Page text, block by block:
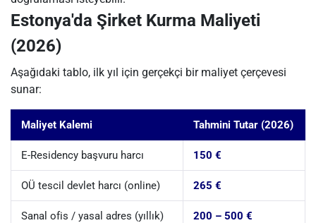
Estonya'da Şirket Kurma Maliyeti
(2026)
Aşağıdaki tablo, ilk yıl için gerçekçi bir maliyet çerçevesi
sunar:
Maliyet Kalemi Tahmini Tutar (2026)
E-Residency başvuru harcı 150 €
OÜ tescil devlet harcı (online) 265 €
Sanal ofis / yasal adres (yıllık) 200 – 500 €